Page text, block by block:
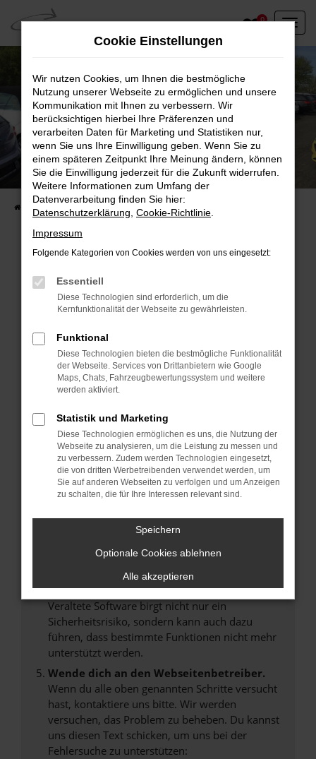
Zum
Hauptinhalt
springen
0
Unser Fahrzeugbestand vor Ort
Entdecken Sie unsere sofort verfügbaren
Fahrzeugangebote
Fehler: Network Error
Beim Laden ist ein Fehler aufgetreten.
Hier sind ein paar Tipps, die dir helfen können:
Überprüfe deine Firewall und deine
Internetverbindung.
Laden andere Webseiten, zum Beispiel deine
Suchmaschine?
Manche Erweiterungen, wie Werbeblocker,
können das Laden bestimmter Seiten
verhindern. Funktioniert die Seite in einem
anderen Browser oder in einem privaten
Fenster?
Das kann manchmal helfen, vorübergehende
Probleme zu beheben.
Stelle sicher, dass dein Browser und dein
Betriebssystem auf dem neuesten Stand
sind.
Veraltete Software birgt nicht nur ein
Sicherheitsrisiko, sondern kann auch dazu
führen, dass bestimmte Funktionen nicht mehr
unterstützt werden.
Wende dich an den Webseitenbetreiber.
Wenn du alle oben genannten Schritte versucht
hast, kontaktiere uns bitte. Wir werden
versuchen, das Problem zu beheben. Du kannst
uns diesen Text schicken, um uns bei der
Fehlersuche zu unterstützen:
Cookie Einstellungen
Wir nutzen Cookies, um Ihnen die bestmögliche
Nutzung unserer Webseite zu ermöglichen und unsere
Kommunikation mit Ihnen zu verbessern. Wir
berücksichtigen hierbei Ihre Präferenzen und
verarbeiten Daten für Marketing und Statistiken nur,
wenn Sie uns Ihre Einwilligung geben. Wenn Sie zu
einem späteren Zeitpunkt Ihre Meinung ändern, können
Sie die Einwilligung jederzeit für die Zukunft widerrufen.
Weitere Informationen zum Umfang der
Datenverarbeitung finden Sie hier:
Datenschutzerklärung Cookie-Richtlinie
Impressum
Folgende Kategorien von Cookies werden von uns eingesetzt:
Essentiell
Diese Technologien sind erforderlich, um die
Kernfunktionalität der Webseite zu gewährleisten.
Funktional
Diese Technologien bieten die bestmögliche Funktionalität
der Webseite. Services von Drittanbietern wie Google
Maps, Chats, Fahrzeugbewertungssystem und weitere
werden aktiviert.
Statistik und Marketing
Diese Technologien ermöglichen es uns, die Nutzung der
Webseite zu analysieren, um die Leistung zu messen und
zu verbessern. Zudem werden Technologien eingesetzt,
die von dritten Werbetreibenden verwendet werden, um
Sie auf anderen Webseiten zu verfolgen und um Anzeigen
zu schalten, die für Ihre Interessen relevant sind.
Speichern
Optionale Cookies ablehnen
Alle akzeptieren